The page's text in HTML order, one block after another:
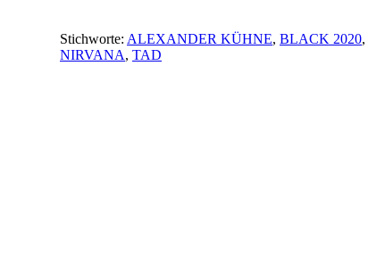
Stichworte: ALEXANDER KÜHNE, BLACK 2020,
NIRVANA, TAD